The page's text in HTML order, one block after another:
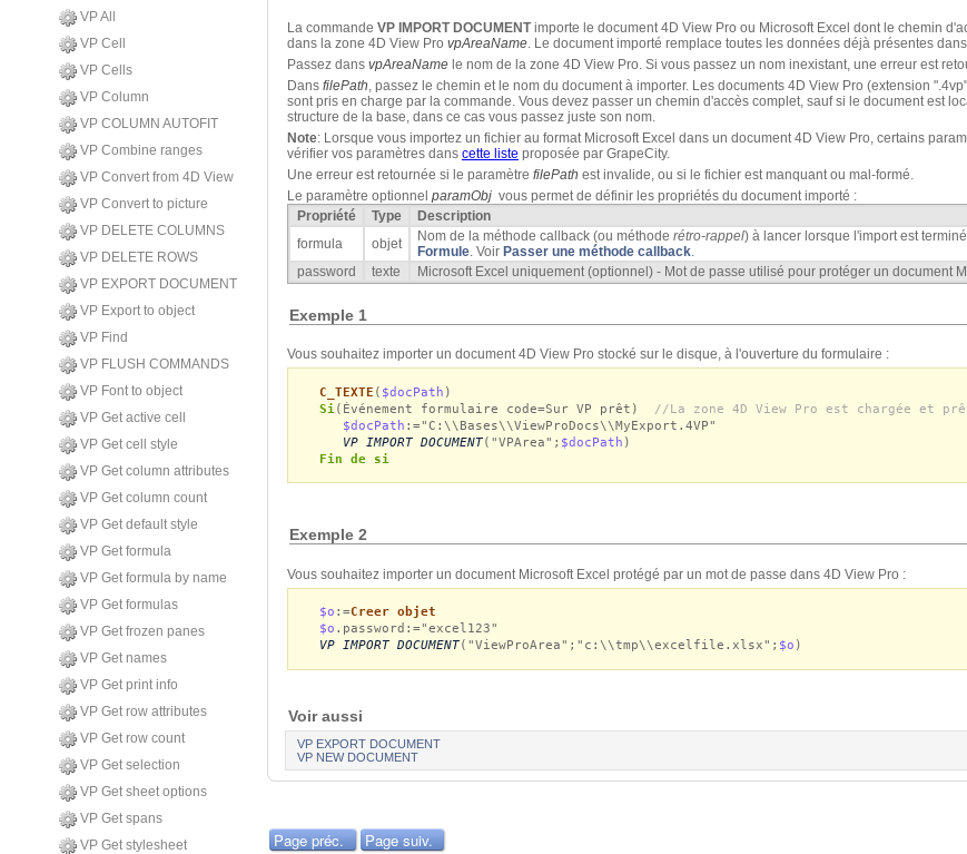
VP All
VP Cell
VP Cells
VP Column
VP COLUMN AUTOFIT
VP Combine ranges
VP Convert from 4D View
VP Convert to picture
VP DELETE COLUMNS
VP DELETE ROWS
VP EXPORT DOCUMENT
VP Export to object
VP Find
VP FLUSH COMMANDS
VP Font to object
VP Get active cell
VP Get cell style
VP Get column attributes
VP Get column count
VP Get default style
VP Get formula
VP Get formula by name
VP Get formulas
VP Get frozen panes
VP Get names
VP Get print info
VP Get row attributes
VP Get row count
VP Get selection
VP Get sheet options
VP Get spans
VP Get stylesheet
La commande VP IMPORT DOCUMENTimporte le document 4D View Pro ou Microsoft Excel dont le chemin
dans la zone 4D View Pro vpAreaName. Le document importé remplace toutes les données déjà présentes
Passez dans vpAreaName le nom de la zone 4D View Pro. Si vous passez un nom inexistant, une erreur est
Dans filePath, passez le chemin et le nom du document à importer. Les documents 4D View Pro (extension
sont pris en charge par la commande. Vous devez passer un chemin d'accès complet, sauf si le document est
structure de la base, dans ce cas vous passez juste son nom.
Note: Lorsque vous importez un fichier au format Microsoft Excel dans un document 4D View Pro, certains
vérifier vos paramètres dans cette liste proposée par GrapeCity.
Une erreur est retournée si le paramètre filePath est invalide, ou si le fichier est manquant ou mal-formé.
Le paramètre optionnel paramObj vous permet de définir les propriétés du document importé :
Propriété
Type
Description
formula
objet Nom de la méthode callback (ou méthode rétro-rappel) à lancer lorsque l'import est
Formule. Voir Passer une méthode callback.
password
texte Microsoft Excel uniquement (optionnel) - Mot de passe utilisé pour protéger un document
Exemple 1
Vous souhaitez importer un document 4D View Pro stocké sur le disque, à l'ouverture du formulaire :
C_TEXTE ( $docPath )
Si (Événement formulaire code=Sur VP prêt)
//La zone 4D View Pro est chargée et
$docPath :="C:\\Bases\\ViewProDocs\\MyExport.4VP"
VP IMPORT DOCUMENT("VPArea"; $docPath )
Fin de si
Exemple 2
Vous souhaitez importer un document Microsoft Excel protégé par un mot de passe dans 4D View Pro :
$o :=Creer objet
$o .password:="excel123"
VP IMPORT DOCUMENT("ViewProArea";"c:\\tmp\\excelfile.xlsx"; $o )
Voir aussi
VP EXPORT DOCUMENT
VP NEW DOCUMENT
Page préc. Page suiv.